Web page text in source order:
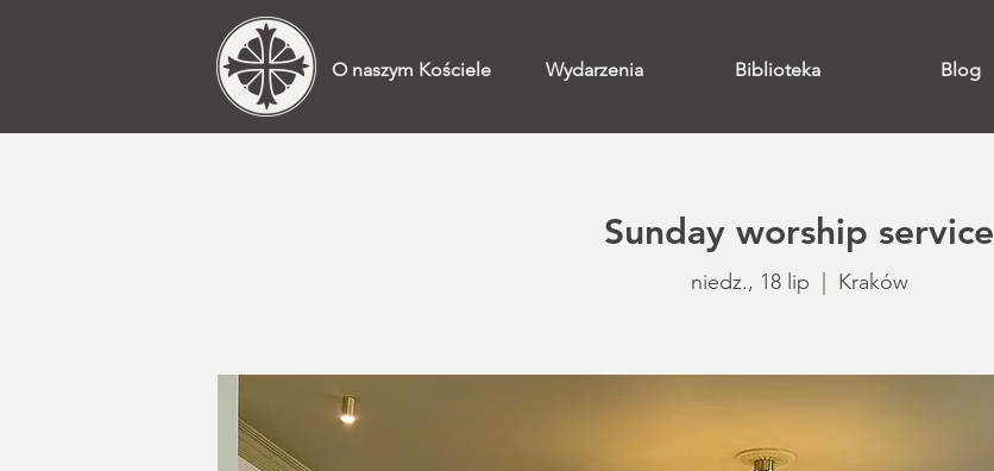
O naszym Kościele Wydarzenia Biblioteka Blog
Sunday worship service
niedz., 18 lip Kraków